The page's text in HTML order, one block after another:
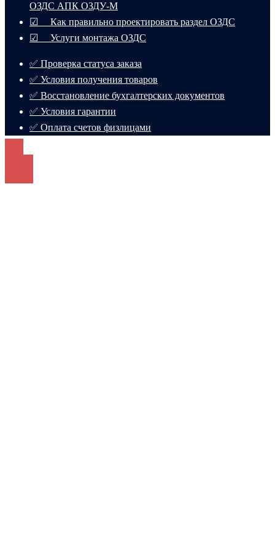
ОЗДС АПК ОЗДУ-М
☑ Как правильно проектировать раздел ОЗДС
☑ Услуги монтажа ОЗДС
✅ Проверка статуса заказа
✅ Условия получения товаров
✅ Восстановление бухгалтерских документов
✅ Условия гарантии
✅ Оплата счетов физлицами